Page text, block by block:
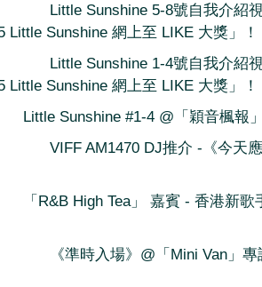
Little Sunshine 5-8號自我介紹
Little Sunshine 網上至 LIKE 大獎」！
Little Sunshine 1-4號自我介紹
Little Sunshine 網上至 LIKE 大獎」！
Little Sunshine #1-4 @「穎音楓報
VIFF AM1470 DJ推介 -《今天
「R&B High Tea」 嘉賓 - 香港新歌
《準時入場》@「Mini Van」